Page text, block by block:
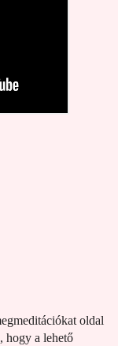
oldal
hogy a lehető